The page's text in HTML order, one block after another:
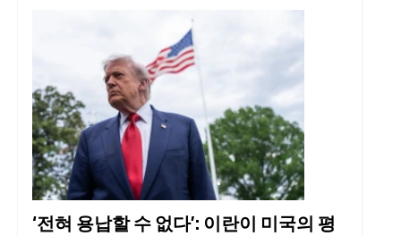
‘전혀 용납할 수 없다’: 이란이 미국의 평